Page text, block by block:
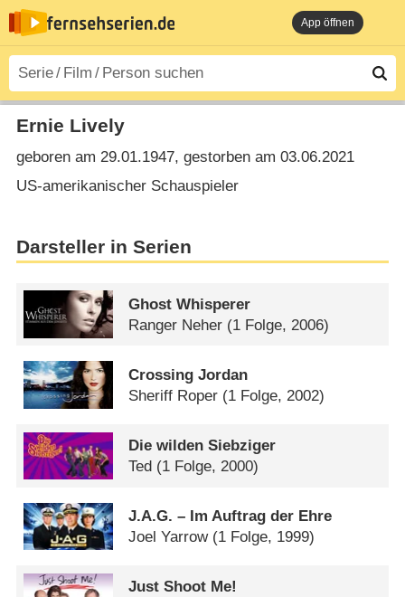
App öffnen
Ernie Lively
geboren am 29.01.1947, gestorben am 03.06.2021
US-amerikanischer Schauspieler
Darsteller in Serien
Ghost Whisperer
Ranger Neher (1 Folge, 2006)
Crossing Jordan
Sheriff Roper (1 Folge, 2002)
Die wilden Siebziger
Ted (1 Folge, 2000)
J.A.G. – Im Auftrag der Ehre
Joel Yarrow (1 Folge, 1999)
Just Shoot Me!